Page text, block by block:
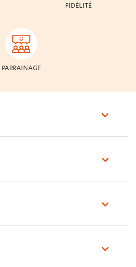
FIDÉLITÉ
PARRAINAGE